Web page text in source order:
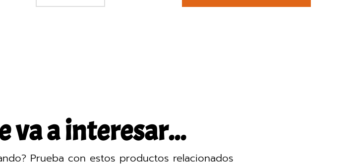
va a interesar...
Prueba con estos productos relacionados